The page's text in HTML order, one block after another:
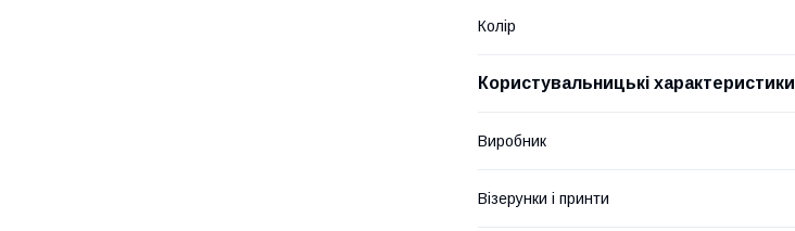
Колір
Користувальницькі характеристики
Виробник
Візерунки і принти